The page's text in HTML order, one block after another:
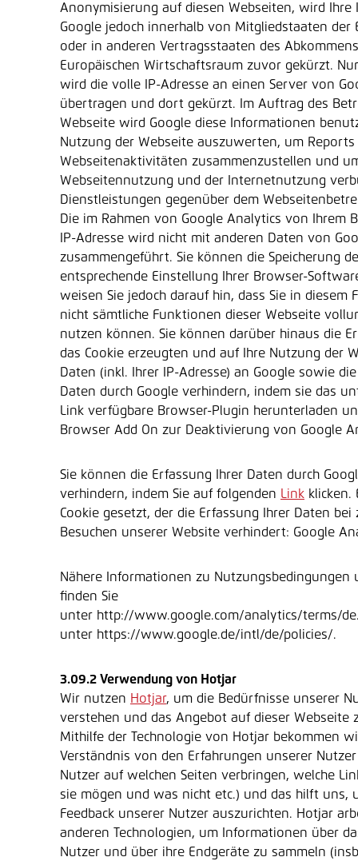
Anonymisierung auf diesen Webseiten, wird Ihre
Google jedoch innerhalb von Mitgliedstaaten der
oder in anderen Vertragsstaaten des
Europäischen Wirtschaftsraum zuvor gekürzt.
wird die volle IP-Adresse an einen Server von
übertragen und dort gekürzt. Im Auftrag des
Webseite wird Google diese Informationen
Nutzung der Webseite auszuwerten, um Reports
Webseitenaktivitäten zusammenzustellen und
Webseitennutzung und der Internetnutzung
Dienstleistungen gegenüber dem
Die im Rahmen von Google Analytics von Ihrem
IP-Adresse wird nicht mit anderen Daten von
zusammengeführt. Sie können die Speicherung
entsprechende Einstellung Ihrer Browser-
weisen Sie jedoch darauf hin, dass Sie in diesem
nicht sämtliche Funktionen dieser Webseite
nutzen können. Sie können darüber hinaus die
das Cookie erzeugten und auf Ihre Nutzung der
Daten (inkl. Ihrer IP-Adresse) an Google sowie
Daten durch Google verhindern, indem sie das
Link verfügbare Browser-Plugin herunterladen
Browser Add On zur Deaktivierung von Google
Sie können die Erfassung Ihrer Daten durch
verhindern, indem Sie auf folgenden Link klicken.
Cookie gesetzt, der die Erfassung Ihrer Daten
Besuchen unserer Website verhindert: Google
Nähere Informationen zu Nutzungsbedingungen
finden Sie
unter http://www.google.com/analytics/terms/
unter https://www.google.de/intl/de/policies/.
3.09.2 Verwendung von Hotjar
Wir nutzen Hotjar, um die Bedürfnisse unserer
verstehen und das Angebot auf dieser Webseite
Mithilfe der Technologie von Hotjar bekommen
Verständnis von den Erfahrungen unserer
Nutzer auf welchen Seiten verbringen, welche
sie mögen und was nicht etc.) und das hilft uns,
Feedback unserer Nutzer auszurichten. Hotjar
anderen Technologien, um Informationen über
Nutzer und über ihre Endgeräte zu sammeln